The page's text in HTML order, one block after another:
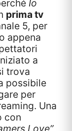
Io
prima tv
5, per
appena
a
trova
possibile
per
Una
con
Love”